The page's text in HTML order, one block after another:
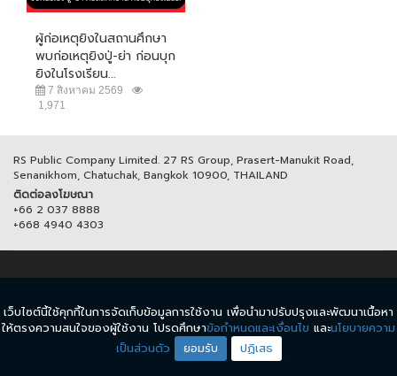
ผู้ก่อเหตุยิงในสถานศึกษา
พบก่อเหตุยิงปู่-ย่า ก่อนบุก
ยิงในโรงเรียน...
7 สิงหาคม 2569
1,971
RS Public Company Limited. 27 RS Group, Prasert-Manukit Road,
Senanikhom, Chatuchak, Bangkok 10900, THAILAND
ติดต่อลงโฆษณา
+66 2 037 8888
+668 4940 4303
© COPYRIGHT 2017 THAICH8.COM, ALL RIGHT RESERVED.
ข้อกำหนดและเงื่อนไข นโยบายความเป็นส่วนตัว
เว็บไซต์นี้ใช้คุกกี้ในการจัดเก็บข้อมูลการใช้งาน เพื่อนำมาปรับปรุงและพัฒนาเนื้อหา
ให้ตรงความสนใจของผู้ใช้งาน โปรดศึกษาข้อกำหนดและเงื่อนไข และนโยบายความ
เป็นส่วนตัว
ยอมรับ ปฏิเสธ